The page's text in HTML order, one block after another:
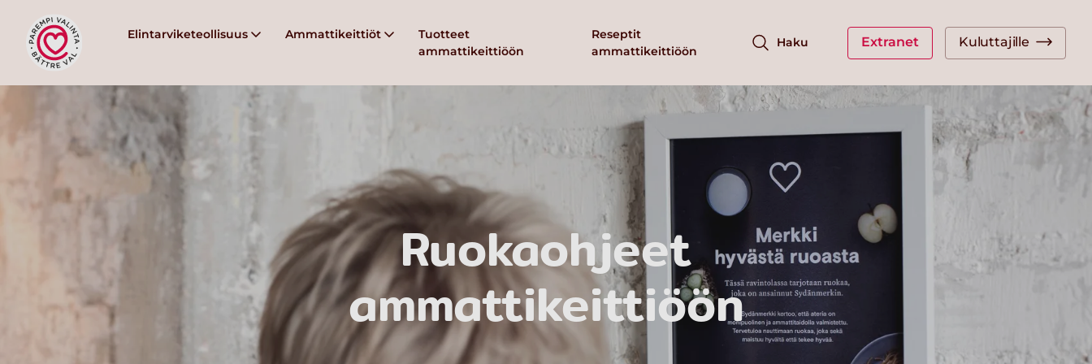
Elintarviketeollisuus Ammattikeittiöt
Tuotteet
ammattikeittiöön
Reseptit
ammattikeittiöön
Haku Extranet Kuluttajille
Ruokaohjeet
ammattikeittiöön